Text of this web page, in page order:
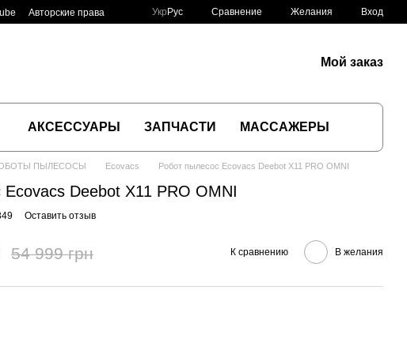
Авторские права
Укр Рус Сравнение Желания Вход
Мой заказ
АКСЕССУАРЫ ЗАПЧАСТИ МАССАЖЕРЫ
ПЫЛЕСОСЫ Ecovacs Робот пылесос Ecovacs Deebot X11 PRO OMNI
Deebot X11 PRO OMNI
Оставить отзыв
54 999 грн К сравнению В желания